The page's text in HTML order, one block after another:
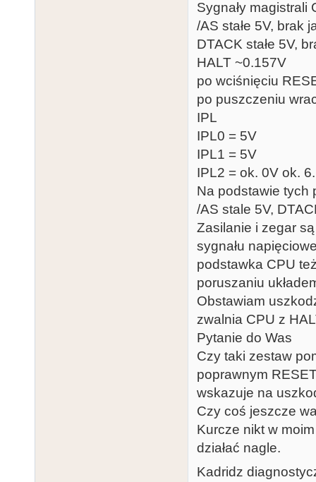
Sygnały magistrali
/AS stałe 5V, brak
DTACK stałe 5V,
HALT ~0.157V
po wciśnięciu
po puszczeniu
IPL
IPL0 = 5V
IPL1 = 5V
IPL2 = ok. 0V ok.
Na podstawie tych
/AS stale 5V,
Zasilanie i zegar
sygnału
podstawka CPU
poruszaniu
Obstawiam
zwalnia CPU z
Pytanie do Was
Czy taki zestaw
poprawnym
wskazuje na
Czy coś jeszcze
Kurcze nikt w
działać nagle.
Kadridz